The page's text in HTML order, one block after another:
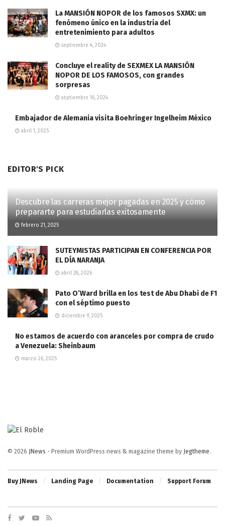
La MANSIÓN NOPOR de los famosos SXMX: un
fenómeno único en la industria del
entretenimiento para adultos
septiembre 4, 2024
Concluye el reality de SEXMEX LA MANSIÓN
NOPOR DE LOS FAMOSOS, con grandes
sorpresas
septiembre 16, 2024
Embajador de Alemania visita Boehringer Ingelheim México
abril 1, 2025
EDITOR'S PICK
Descubre las carreras mejor pagadas en 2025 y cómo
prepararte para estudiarlas exitosamente
febrero 21, 2025
SUTEYMISTAS PARTICIPAN EN CONFERENCIA POR
EL DÍA NARANJA
abril 28, 2026
Pato O’Ward brilla en los test de Abu Dhabi de F1
con el séptimo puesto
diciembre 9, 2025
No estamos de acuerdo con aranceles por compra de crudo
a Venezuela: Sheinbaum
marzo 26, 2025
© 2026 JNews - Premium WordPress news & magazine theme by Jegtheme.
Buy JNews Landing Page Documentation Support Forum